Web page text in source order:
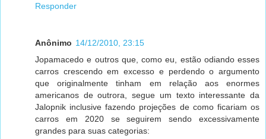
Responder
Anônimo 14/12/2010, 23:15
Jopamacedo e outros que, como eu, estão odiando esses
carros crescendo em excesso e perdendo o argumento
que originalmente tinham em relação aos enormes
americanos de outrora, segue um texto interessante da
Jalopnik inclusive fazendo projeções de como ficariam os
carros em 2020 se seguirem sendo excessivamente
grandes para suas categorias: